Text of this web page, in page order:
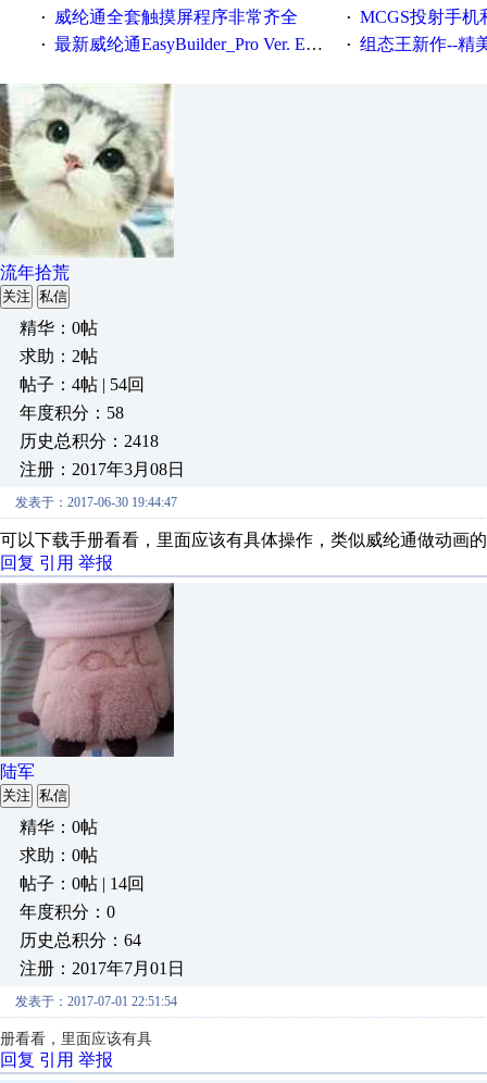
· 威纶通全套触摸屏程序非常齐全 · MCGS投射手机
· 最新威纶通EasyBuilder_Pro Ver. EBproV502.01 _使用手冊 · 组态王新作--精美
流年拾荒
关注 私信
精华：0帖
求助：2帖
帖子：4帖 | 54回
年度积分：58
历史总积分：2418
注册：2017年3月08日
发表于：2017-06-30 19:44:47
可以下载手册看看，里面应该有具体操作，类似威纶通做动画
回复 引用 举报
陆军
关注 私信
精华：0帖
求助：0帖
帖子：0帖 | 14回
年度积分：0
历史总积分：64
注册：2017年7月01日
发表于：2017-07-01 22:51:54
册看看，里面应该有具
回复 引用 举报